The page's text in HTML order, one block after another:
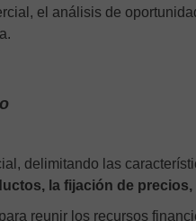
el análisis de
delimitando las
la fijación de precios,
para reunir los recursos